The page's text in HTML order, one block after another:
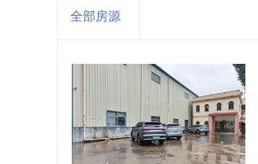
全部房源